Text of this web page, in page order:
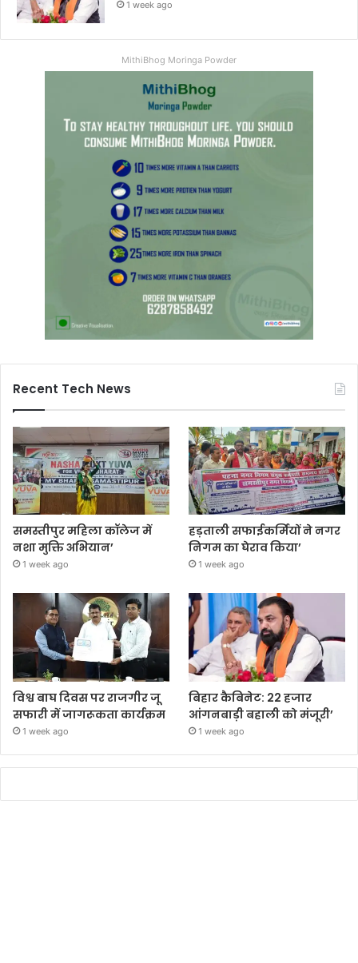
1 week ago
MithiBhog Moringa Powder
Recent Tech News
समस्तीपुर महिला कॉलेज में
नशा मुक्ति अभियान’
1 week ago
हड़ताली सफाईकर्मियों ने नगर
निगम का घेराव किया’
1 week ago
विश्व बाघ दिवस पर राजगीर जू
सफारी में जागरूकता कार्यक्रम
1 week ago
बिहार कैबिनेट: 22 हजार
आंगनबाड़ी बहाली को मंजूरी’
1 week ago